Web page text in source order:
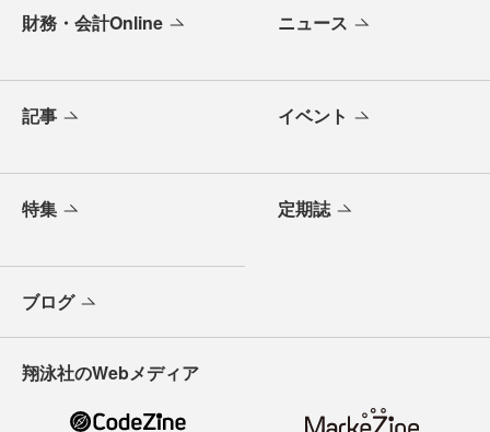
財務・会計Online ニュース
記事 イベント
特集 定期誌
ブログ
翔泳社のWebメディア